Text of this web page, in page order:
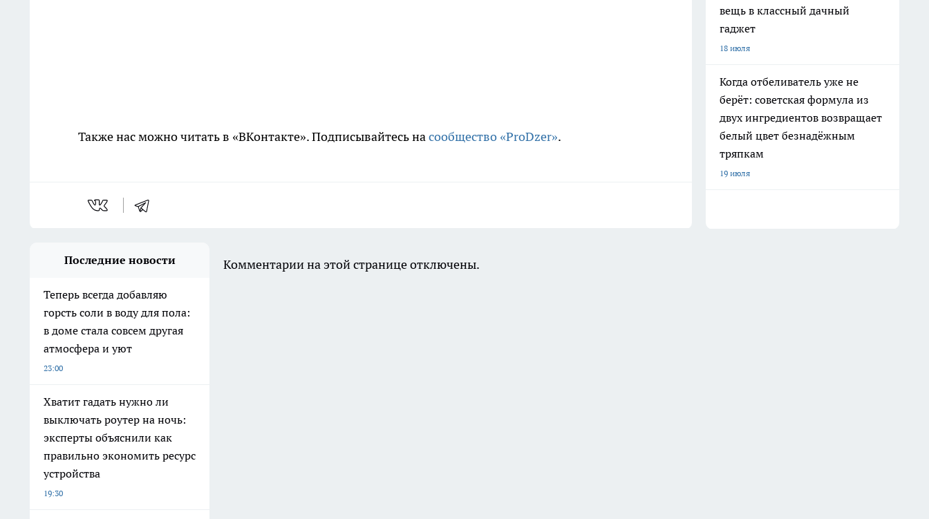
Также нас можно читать в «ВКонтакте». Подписывайтесь насообщество «ProDzer».
вещь в классный дачный
гаджет
18 июля
Когда отбеливатель уже не
берёт: советская формула из
двух ингредиентов возвращает
белый цвет безнадёжным
тряпкам
19 июля
Последние новости
Теперь всегда добавляю
горсть соли в воду для пола:
в доме стала совсем другая
атмосфера и уют
23:00
Хватит гадать нужно ли
выключать роутер на ночь:
эксперты объяснили как
правильно экономить ресурс
устройства
19:30
Комментарии на этой странице отключены.